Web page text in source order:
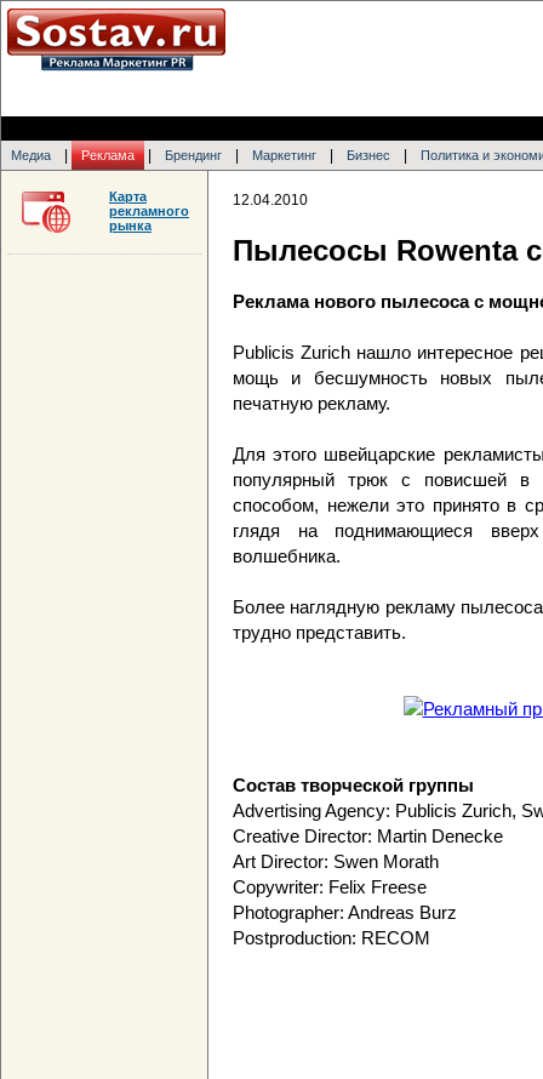
Медиа Реклама Брендинг Маркетинг Бизнес Политика и
12.04.2010
Пылесосы Rowenta
Реклама нового пылесоса с
Publicis Zurich нашло интересное
мощь и бесшумность новых
печатную рекламу.
Для этого швейцарские
популярный трюк с повисшей в
способом, нежели это принято в
глядя на поднимающиеся
волшебника.
Более наглядную рекламу
трудно представить.
Состав творческой группы
Advertising Agency: Publicis Zurich,
Creative Director: Martin Denecke
Art Director: Swen Morath
Copywriter: Felix Freese
Photographer: Andreas Burz
Postproduction: RECOM
Карта
рекламного
рынка